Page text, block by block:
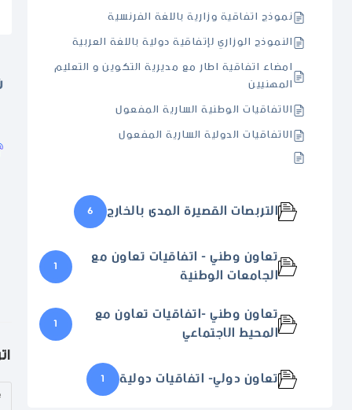
نموذج اتفاقية وزارية باللغة الفرنسية
النموذج الوزاري لإتفاقية دولية باللغة العربية
امضاء اتفاقية اطار مع مديرية التكوين و التعليم
المهنيين
الاتفاقيات الوطنية السارية المفعول
الاتفاقيات الدولية السارية المفعول
التربصات القصيرة المدى بالخارج 6
تعاون وطني - اتفاقيات تعاون مع
الجامعات الوطنية 1
تعاون وطني -اتفاقيات تعاون مع
المحيط الاجتماعي 1
تعاون دولي- اتفاقيات دولية 1